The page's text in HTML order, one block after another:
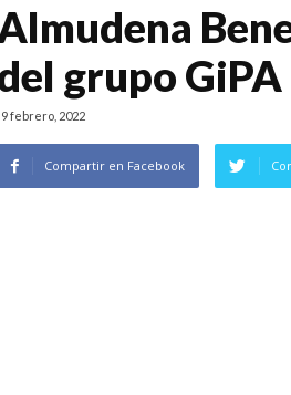
grupo GiPA
9 febrero, 2022
Compartir en Facebook